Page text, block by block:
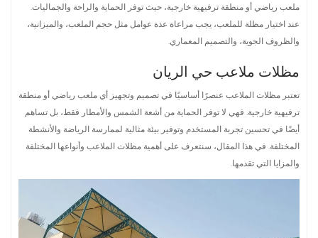
ملعب رياضي أو منطقة ترفيهية خارجية، حيث توفر الحماية والراحة والجماليات.
عند اختيار مظلة للملعب، يجب مراعاة عدة عوامل مثل حجم الملعب، والميزانية،
والظروف الجوية، والتصميم المعماري.
مظلات ملاعب حي الريان
تعتبر مظلات الملاعب عنصرًا أساسيًا في تصميم وتجهيز أي ملعب رياضي أو منطقة
ترفيهية خارجية. فهي لا توفر الحماية من أشعة الشمس والأمطار فقط، بل تساهم
أيضًا في تحسين تجربة المستخدم وتوفير بيئة مثالية لممارسة الرياضة والأنشطة
المختلفة. في هذا المقال، سنتعرف على أهمية مظلات الملاعب وأنواعها المختلفة
والمزايا التي تقدمها.